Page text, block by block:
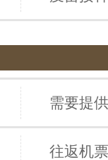
需要提
往返机